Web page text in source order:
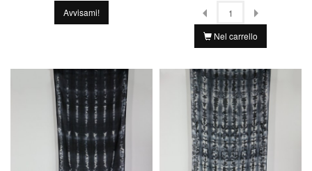
Avvisami!
Nel carrello